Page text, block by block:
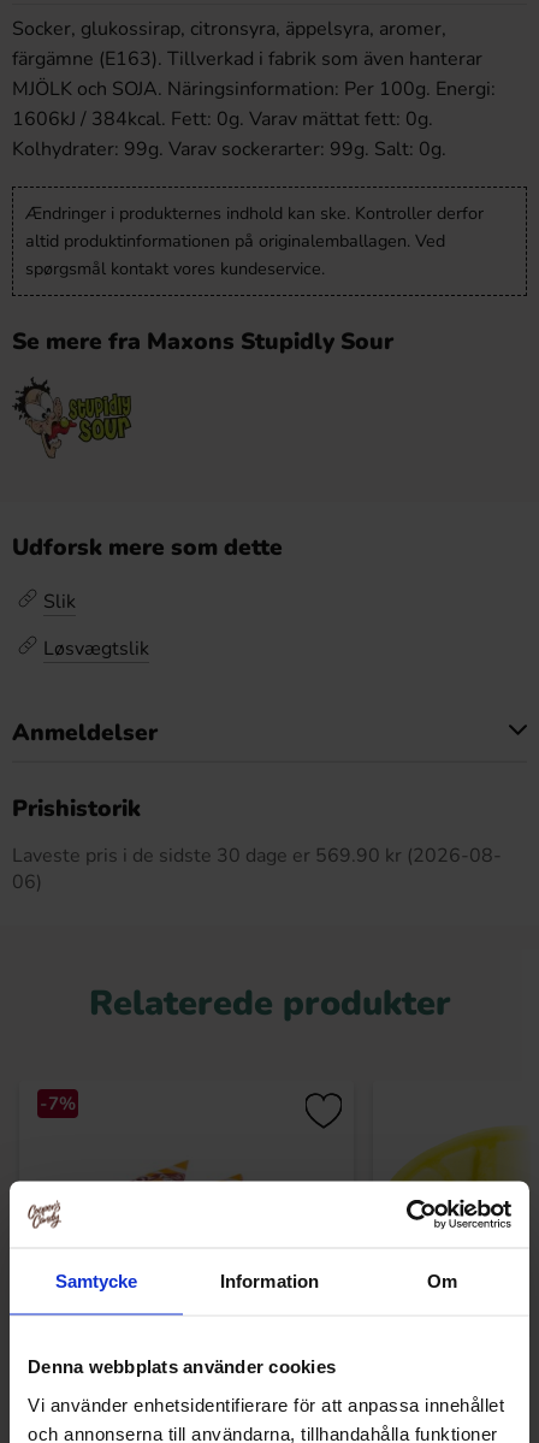
Samtycke Information Om
Denna webbplats använder cookies
Vi använder enhetsidentifierare för att anpassa innehållet
och annonserna till användarna, tillhandahålla funktioner
Socker, glukossirap, citronsyra, äppelsyra, aromer,
färgämne (E163). Tillverkad i fabrik som även hanterar
MJÖLK och SOJA. Näringsinformation: Per 100g. Energi:
1606kJ / 384kcal. Fett: 0g. Varav mättat fett: 0g.
Kolhydrater: 99g. Varav sockerarter: 99g. Salt: 0g.
Ændringer i produkternes indhold kan ske. Kontroller derfor
altid produktinformationen på originalemballagen. Ved
spørgsmål kontakt vores kundeservice.
Se mere fra Maxons Stupidly Sour
Udforsk mere som dette
Slik
Løsvægtslik
Anmeldelser
Prishistorik
Laveste pris i de sidste 30 dage er 569.90 kr (2026-08-
06)
Relaterede produkter
-7%
Ryfors Gräddkola 3kg Bubs Ovaler